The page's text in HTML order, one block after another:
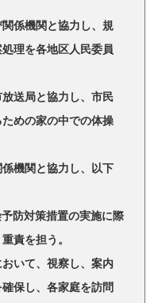
関係機関と協力し、規
理を各地区人民委員
放送局と協力し、市民
めの家の中での体操
係機関と協力し、以下
防対策措置の実施に際
責を担う。
いて、視察し、案内
保し、各家庭を訪問